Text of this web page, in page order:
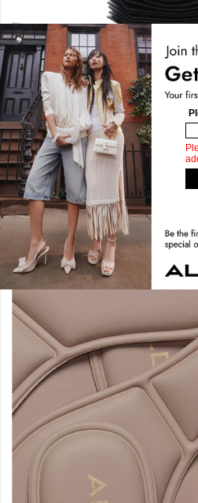
راحة حتى الآن. صممت من
لتوفر لك راحة فائقة. اخطو بأناقة